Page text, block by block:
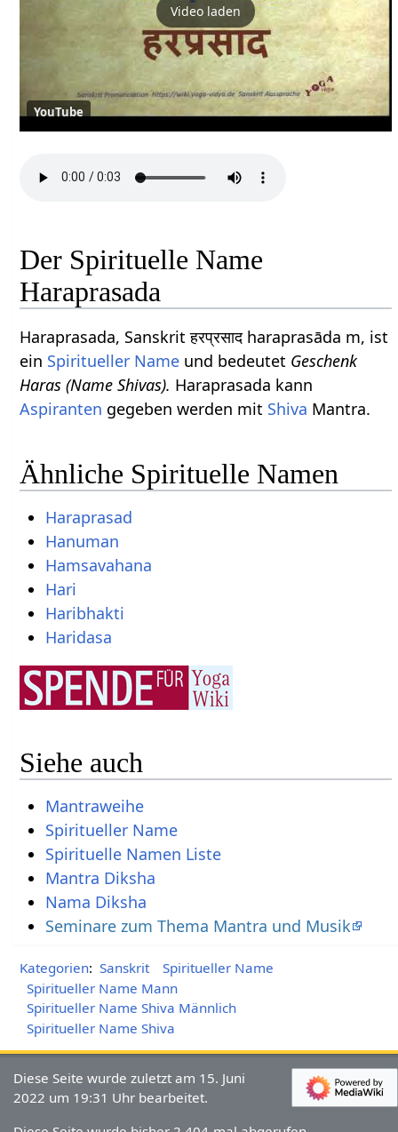
Video laden
YouTube
Der Spirituelle Name
Haraprasada
Haraprasada, Sanskrit हरप्रसाद haraprasāda m, ist
ein Spiritueller Name und bedeutet Geschenk
Haras (Name Shivas). Haraprasada kann
Aspiranten gegeben werden mit Shiva Mantra.
Ähnliche Spirituelle Namen
Haraprasad
Hanuman
Hamsavahana
Hari
Haribhakti
Haridasa
Siehe auch
Mantraweihe
Spiritueller Name
Spirituelle Namen Liste
Mantra Diksha
Nama Diksha
Seminare zum Thema Mantra und Musik
Kategorien: Sanskrit
Spiritueller Name
Spiritueller Name Mann
Spiritueller Name Shiva Männlich
Spiritueller Name Shiva
Diese Seite wurde zuletzt am 15. Juni
2022 um 19:31 Uhr bearbeitet.